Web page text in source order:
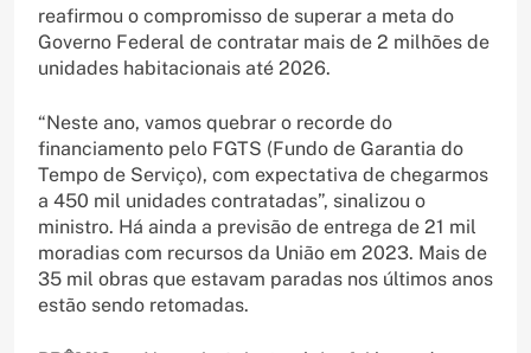
reafirmou o compromisso de superar a meta do
Governo Federal de contratar mais de 2 milhões de
unidades habitacionais até 2026.
“Neste ano, vamos quebrar o recorde do
financiamento pelo FGTS (Fundo de Garantia do
Tempo de Serviço), com expectativa de chegarmos
a 450 mil unidades contratadas”, sinalizou o
ministro. Há ainda a previsão de entrega de 21 mil
moradias com recursos da União em 2023. Mais de
35 mil obras que estavam paradas nos últimos anos
estão sendo retomadas.